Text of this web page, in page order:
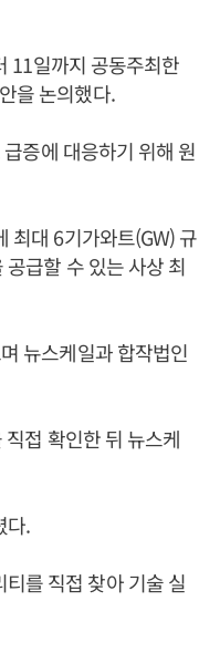
11일까지 공동주최한
을 논의했다.
증에 대응하기 위해 원
최대 6기가와트(GW) 규
급할 수 있는 사상 최
뉴스케일과 합작법인
접 확인한 뒤 뉴스케
다.
를 직접 찾아 기술 실